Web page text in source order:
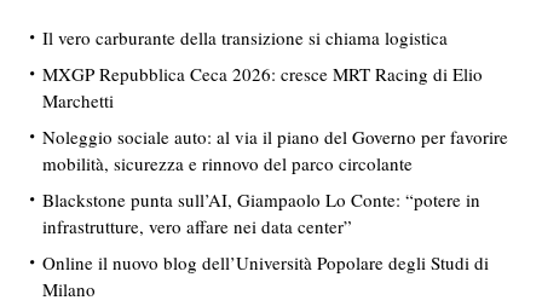
Il vero carburante della transizione si chiama logistica
MXGP Repubblica Ceca 2026: cresce MRT Racing di Elio
Marchetti
Noleggio sociale auto: al via il piano del Governo per favorire
mobilità, sicurezza e rinnovo del parco circolante
Blackstone punta sull’AI, Giampaolo Lo Conte: “potere in
infrastrutture, vero affare nei data center”
Online il nuovo blog dell’Università Popolare degli Studi di
Milano